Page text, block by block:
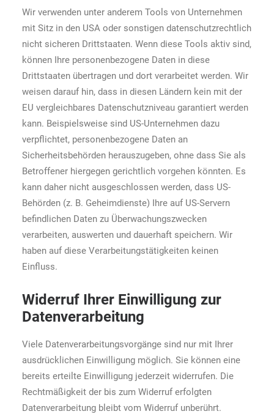
Wir verwenden unter anderem Tools von Unternehmen
mit Sitz in den USA oder sonstigen datenschutzrechtlich
nicht sicheren Drittstaaten. Wenn diese Tools aktiv sind,
können Ihre personenbezogene Daten in diese
Drittstaaten übertragen und dort verarbeitet werden. Wir
weisen darauf hin, dass in diesen Ländern kein mit der
EU vergleichbares Datenschutzniveau garantiert werden
kann. Beispielsweise sind US-Unternehmen dazu
verpflichtet, personenbezogene Daten an
Sicherheitsbehörden herauszugeben, ohne dass Sie als
Betroffener hiergegen gerichtlich vorgehen könnten. Es
kann daher nicht ausgeschlossen werden, dass US-
Behörden (z. B. Geheimdienste) Ihre auf US-Servern
befindlichen Daten zu Überwachungszwecken
verarbeiten, auswerten und dauerhaft speichern. Wir
haben auf diese Verarbeitungstätigkeiten keinen
Einfluss.
Widerruf Ihrer Einwilligung zur
Datenverarbeitung
Viele Datenverarbeitungsvorgänge sind nur mit Ihrer
ausdrücklichen Einwilligung möglich. Sie können eine
bereits erteilte Einwilligung jederzeit widerrufen. Die
Rechtmäßigkeit der bis zum Widerruf erfolgten
Datenverarbeitung bleibt vom Widerruf unberührt.